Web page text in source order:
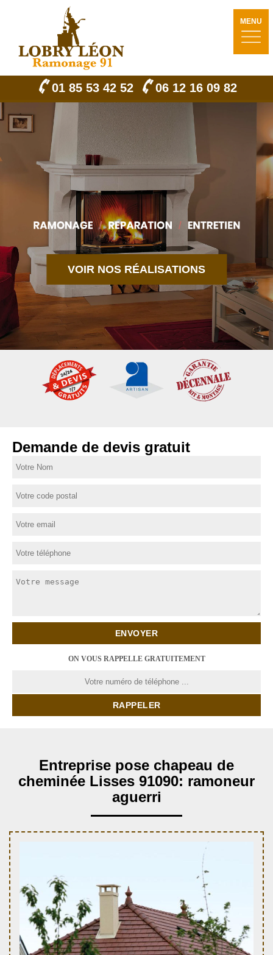
MENU
01 85 53 42 52 06 12 16 09 82
VOIR NOS RÉALISATIONS
Demande de devis gratuit
ON VOUS RAPPELLE GRATUITEMENT
Entreprise pose chapeau de
cheminée Lisses 91090: ramoneur
aguerri